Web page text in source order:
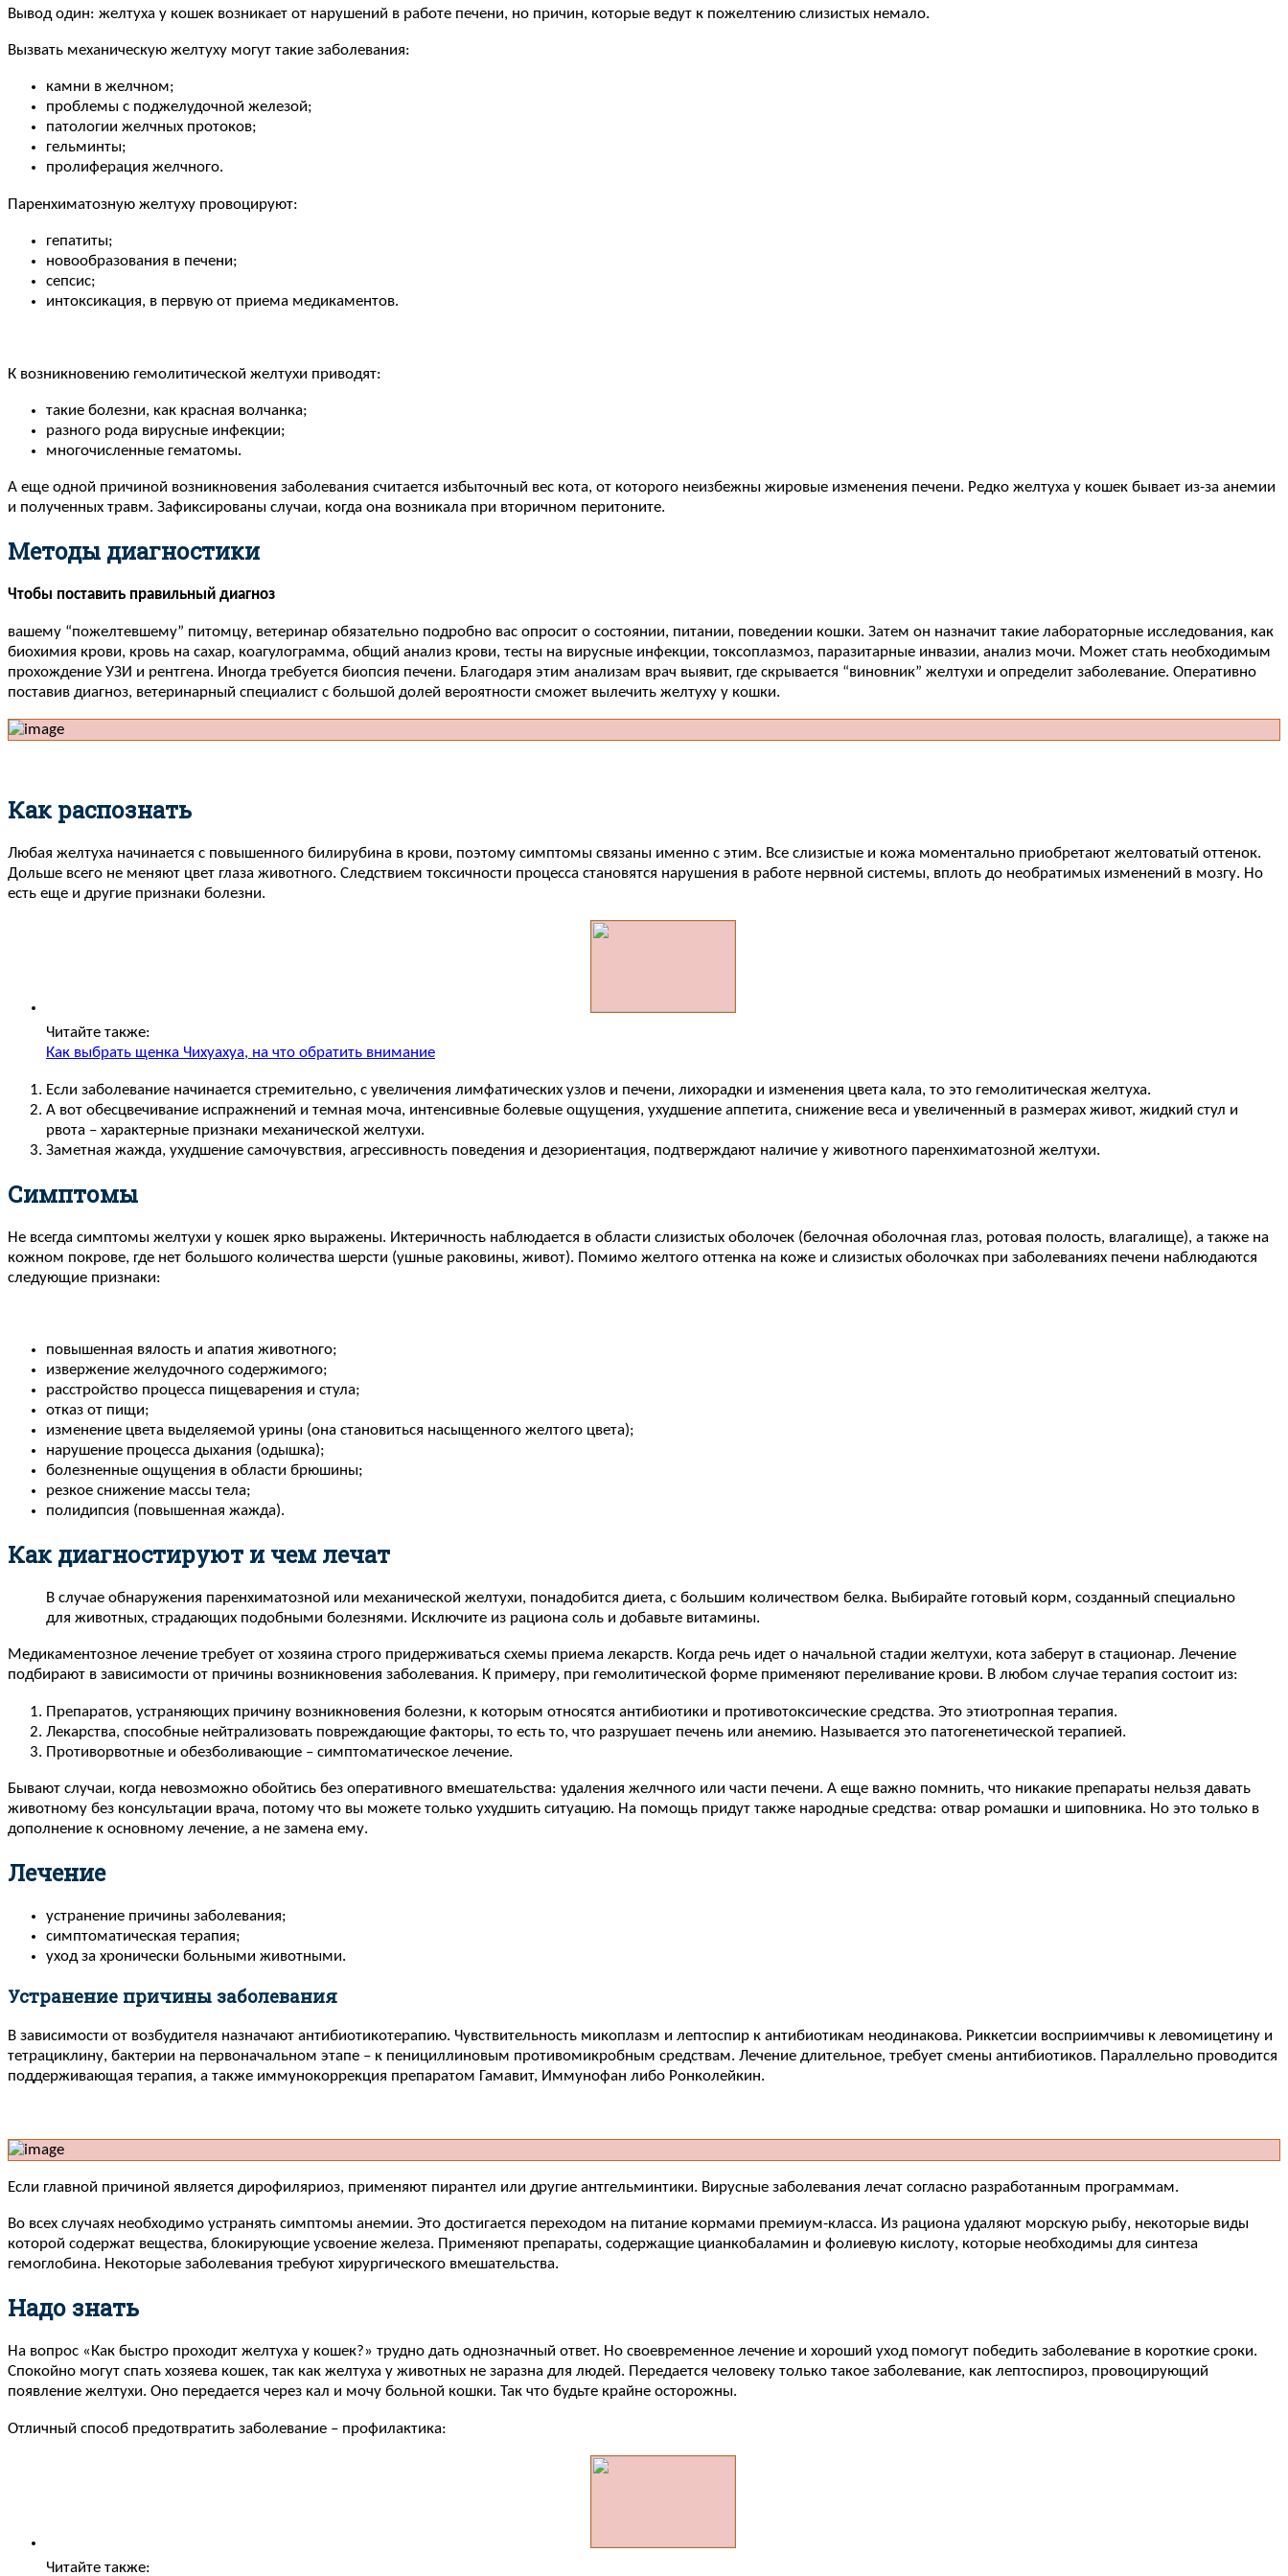
Вывод один: желтуха у кошек возникает от нарушений в работе печени, но причин, которые ведут к пожелтению слизистых немало.
Вызвать механическую желтуху могут такие заболевания:
камни в желчном;
проблемы с поджелудочной железой;
патологии желчных протоков;
гельминты;
пролиферация желчного.
Паренхиматозную желтуху провоцируют:
гепатиты;
новообразования в печени;
сепсис;
интоксикация, в первую от приема медикаментов.
К возникновению гемолитической желтухи приводят:
такие болезни, как красная волчанка;
разного рода вирусные инфекции;
многочисленные гематомы.
А еще одной причиной возникновения заболевания считается избыточный вес кота, от которого неизбежны жировые изменения печени. Редко желтуха у кошек бывает из-за анемии
и полученных травм. Зафиксированы случаи, когда она возникала при вторичном перитоните.
Методы диагностики
Чтобы поставить правильный диагноз
вашему “пожелтевшему” питомцу, ветеринар обязательно подробно вас опросит о состоянии, питании, поведении кошки. Затем он назначит такие лабораторные исследования, как
биохимия крови, кровь на сахар, коагулограмма, общий анализ крови, тесты на вирусные инфекции, токсоплазмоз, паразитарные инвазии, анализ мочи. Может стать необходимым
прохождение УЗИ и рентгена. Иногда требуется биопсия печени. Благодаря этим анализам врач выявит, где скрывается “виновник” желтухи и определит заболевание. Оперативно
поставив диагноз, ветеринарный специалист с большой долей вероятности сможет вылечить желтуху у кошки.
Как распознать
Любая желтуха начинается с повышенного билирубина в крови, поэтому симптомы связаны именно с этим. Все слизистые и кожа моментально приобретают желтоватый оттенок.
Дольше всего не меняют цвет глаза животного. Следствием токсичности процесса становятся нарушения в работе нервной системы, вплоть до необратимых изменений в мозгу. Но
есть еще и другие признаки болезни.
Читайте также:
Как выбрать щенка Чихуахуа, на что обратить внимание
Если заболевание начинается стремительно, с увеличения лимфатических узлов и печени, лихорадки и изменения цвета кала, то это гемолитическая желтуха.
А вот обесцвечивание испражнений и темная моча, интенсивные болевые ощущения, ухудшение аппетита, снижение веса и увеличенный в размерах живот, жидкий стул и
рвота – характерные признаки механической желтухи.
Заметная жажда, ухудшение самочувствия, агрессивность поведения и дезориентация, подтверждают наличие у животного паренхиматозной желтухи.
Симптомы
Не всегда симптомы желтухи у кошек ярко выражены. Иктеричность наблюдается в области слизистых оболочек (белочная оболочная глаз, ротовая полость, влагалище), а также на
кожном покрове, где нет большого количества шерсти (ушные раковины, живот). Помимо желтого оттенка на коже и слизистых оболочках при заболеваниях печени наблюдаются
следующие признаки:
повышенная вялость и апатия животного;
извержение желудочного содержимого;
расстройство процесса пищеварения и стула;
отказ от пищи;
изменение цвета выделяемой урины (она становиться насыщенного желтого цвета);
нарушение процесса дыхания (одышка);
болезненные ощущения в области брюшины;
резкое снижение массы тела;
полидипсия (повышенная жажда).
Как диагностируют и чем лечат
В случае обнаружения паренхиматозной или механической желтухи, понадобится диета, с большим количеством белка. Выбирайте готовый корм, созданный специально
для животных, страдающих подобными болезнями. Исключите из рациона соль и добавьте витамины.
Медикаментозное лечение требует от хозяина строго придерживаться схемы приема лекарств. Когда речь идет о начальной стадии желтухи, кота заберут в стационар. Лечение
подбирают в зависимости от причины возникновения заболевания. К примеру, при гемолитической форме применяют переливание крови. В любом случае терапия состоит из:
Препаратов, устраняющих причину возникновения болезни, к которым относятся антибиотики и противотоксические средства. Это этиотропная терапия.
Лекарства, способные нейтрализовать повреждающие факторы, то есть то, что разрушает печень или анемию. Называется это патогенетической терапией.
Противорвотные и обезболивающие – симптоматическое лечение.
Бывают случаи, когда невозможно обойтись без оперативного вмешательства: удаления желчного или части печени. А еще важно помнить, что никакие препараты нельзя давать
животному без консультации врача, потому что вы можете только ухудшить ситуацию. На помощь придут также народные средства: отвар ромашки и шиповника. Но это только в
дополнение к основному лечение, а не замена ему.
Лечение
устранение причины заболевания;
симптоматическая терапия;
уход за хронически больными животными.
Устранение причины заболевания
В зависимости от возбудителя назначают антибиотикотерапию. Чувствительность микоплазм и лептоспир к антибиотикам неодинакова. Риккетсии восприимчивы к левомицетину и
тетрациклину, бактерии на первоначальном этапе – к пенициллиновым противомикробным средствам. Лечение длительное, требует смены антибиотиков. Параллельно проводится
поддерживающая терапия, а также иммунокоррекция препаратом Гамавит, Иммунофан либо Ронколейкин.
Если главной причиной является дирофиляриоз, применяют пирантел или другие антгельминтики. Вирусные заболевания лечат согласно разработанным программам.
Во всех случаях необходимо устранять симптомы анемии. Это достигается переходом на питание кормами премиум-класса. Из рациона удаляют морскую рыбу, некоторые виды
которой содержат вещества, блокирующие усвоение железа. Применяют препараты, содержащие цианкобаламин и фолиевую кислоту, которые необходимы для синтеза
гемоглобина. Некоторые заболевания требуют хирургического вмешательства.
Надо знать
На вопрос «Как быстро проходит желтуха у кошек?» трудно дать однозначный ответ. Но своевременное лечение и хороший уход помогут победить заболевание в короткие сроки.
Спокойно могут спать хозяева кошек, так как желтуха у животных не заразна для людей. Передается человеку только такое заболевание, как лептоспироз, провоцирующий
появление желтухи. Оно передается через кал и мочу больной кошки. Так что будьте крайне осторожны.
Отличный способ предотвратить заболевание – профилактика:
Читайте также: